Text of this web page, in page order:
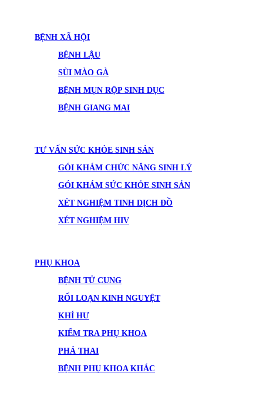
BỆNH XÃ HỘI
BỆNH LẬU
SÙI MÀO GÀ
BỆNH MỤN RỘP SINH DỤC
BỆNH GIANG MAI
TƯ VẤN SỨC KHỎE SINH SẢN
GÓI KHÁM CHỨC NĂNG SINH LÝ
GÓI KHÁM SỨC KHỎE SINH SẢN
XÉT NGHIỆM TINH DỊCH ĐỒ
XÉT NGHIỆM HIV
PHỤ KHOA
BỆNH TỬ CUNG
RỐI LOẠN KINH NGUYỆT
KHÍ HƯ
KIỂM TRA PHỤ KHOA
PHÁ THAI
BỆNH PHỤ KHOA KHÁC